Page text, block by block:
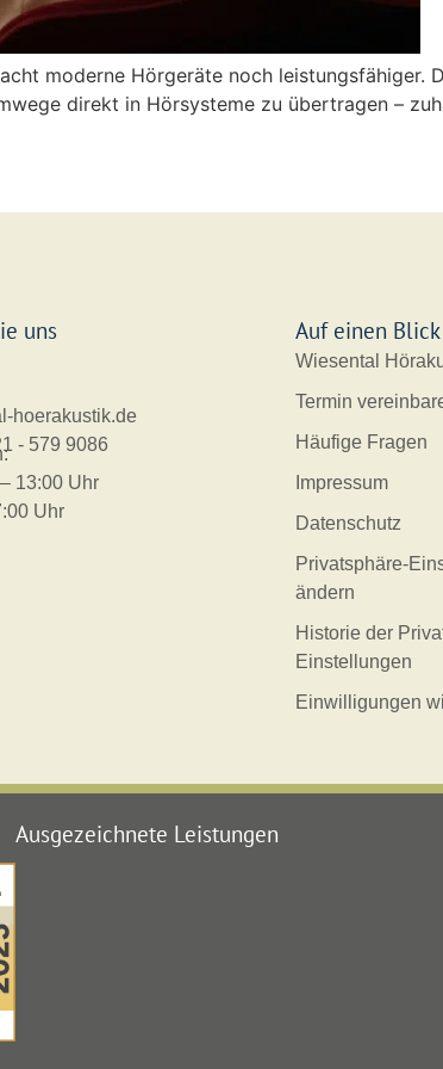
moderne Hörgeräte noch leistungsfähiger.
direkt in Hörsysteme zu übertragen –
uns
hoerakustik.de
- 579 9086
13:00 Uhr
Uhr
Auf einen Blick
Wiesental
Termin
Häufige Fragen
Impressum
Datenschutz
Privatsphäre-
ändern
Historie der
Einstellungen
Einwilligungen
Ausgezeichnete Leistungen